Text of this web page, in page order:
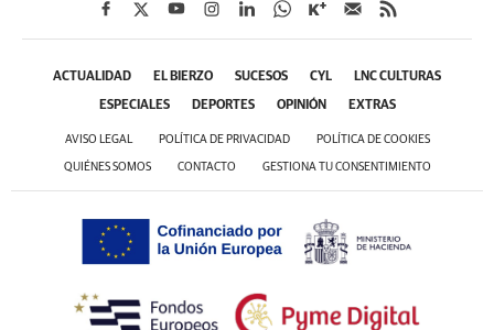
ACTUALIDAD EL BIERZO SUCESOS CYL LNC CULTURAS
ESPECIALES DEPORTES OPINIÓN EXTRAS
AVISO LEGAL POLÍTICA DE PRIVACIDAD POLÍTICA DE COOKIES
QUIÉNES SOMOS CONTACTO GESTIONA TU CONSENTIMIENTO